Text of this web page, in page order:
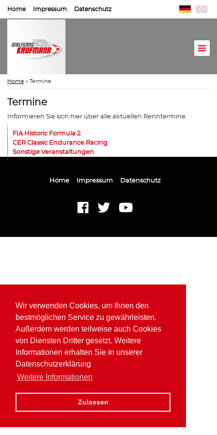
Wir verwenden Cookies, um Ihnen den
bestmöglichen Service zu gewährleisten.
Außerdem werden teilweise auch Cookies
von Diensten Dritter gesetzt. Weitere
Informationen erhalten Sie in unserer
Datenschutzerklärung
Weitere Informationen
Zulassen
Home Impressum Datenschutz
Home » Termine
Termine
Informieren Sie sich hier über alle aktuellen Renntermine.
FIA Historic Formula 2
CER Classic Endurance Racing
Sonstige Veranstaltungen
Home Impressum Datenschutz